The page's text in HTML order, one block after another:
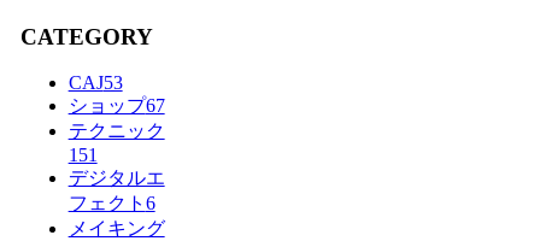
CATEGORY
CAJ53
ショップ67
テクニック
151
デジタルエ
フェクト 6
メイキング